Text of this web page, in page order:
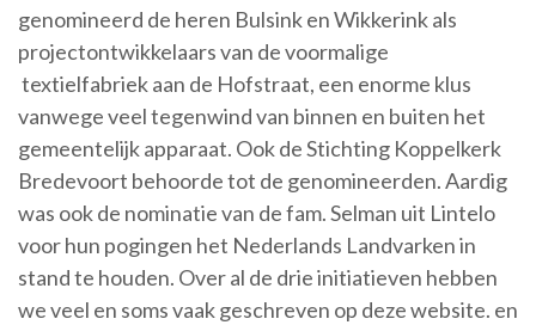
genomineerd de heren Bulsink en Wikkerink als
projectontwikkelaars van de voormalige
textielfabriek aan de Hofstraat, een enorme klus
vanwege veel tegenwind van binnen en buiten het
gemeentelijk apparaat. Ook de Stichting Koppelkerk
Bredevoort behoorde tot de genomineerden. Aardig
was ook de nominatie van de fam. Selman uit Lintelo
voor hun pogingen het Nederlands Landvarken in
stand te houden. Over al de drie initiatieven hebben
we veel en soms vaak geschreven op deze website. en